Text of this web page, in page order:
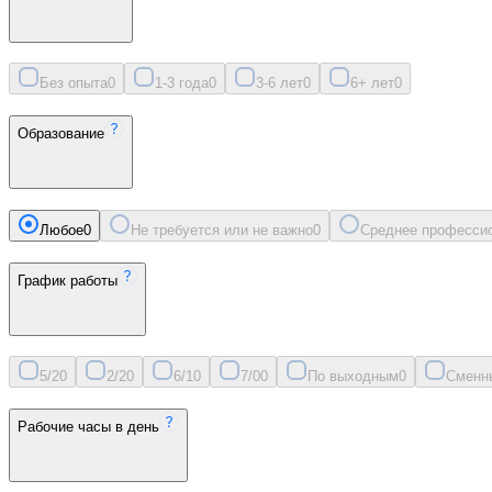
Без опыта0 1-3 года0 3-6 лет0 6+ лет0
Образование
Любое0 Не требуется или не важно0 Среднее
График работы
5/20 2/20 6/10 7/00 По выходным0
Рабочие часы в день